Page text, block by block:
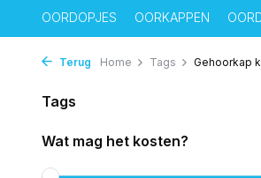
OORDOPJES OORKAPPEN
Terug Home Tags Gehoorkap
Tags
Wat mag het kosten?